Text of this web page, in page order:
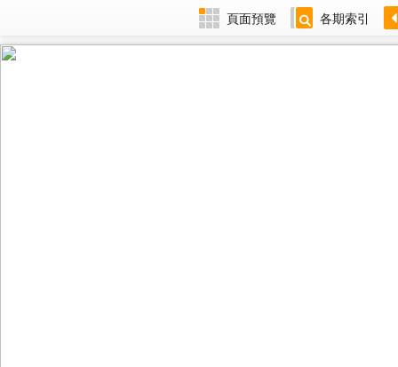
頁面預覽 各期索引